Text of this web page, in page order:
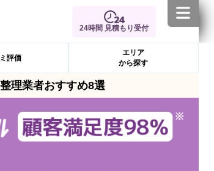
24時間 見積もり受付
評価
エリア
から探す
理業者おすすめ8選